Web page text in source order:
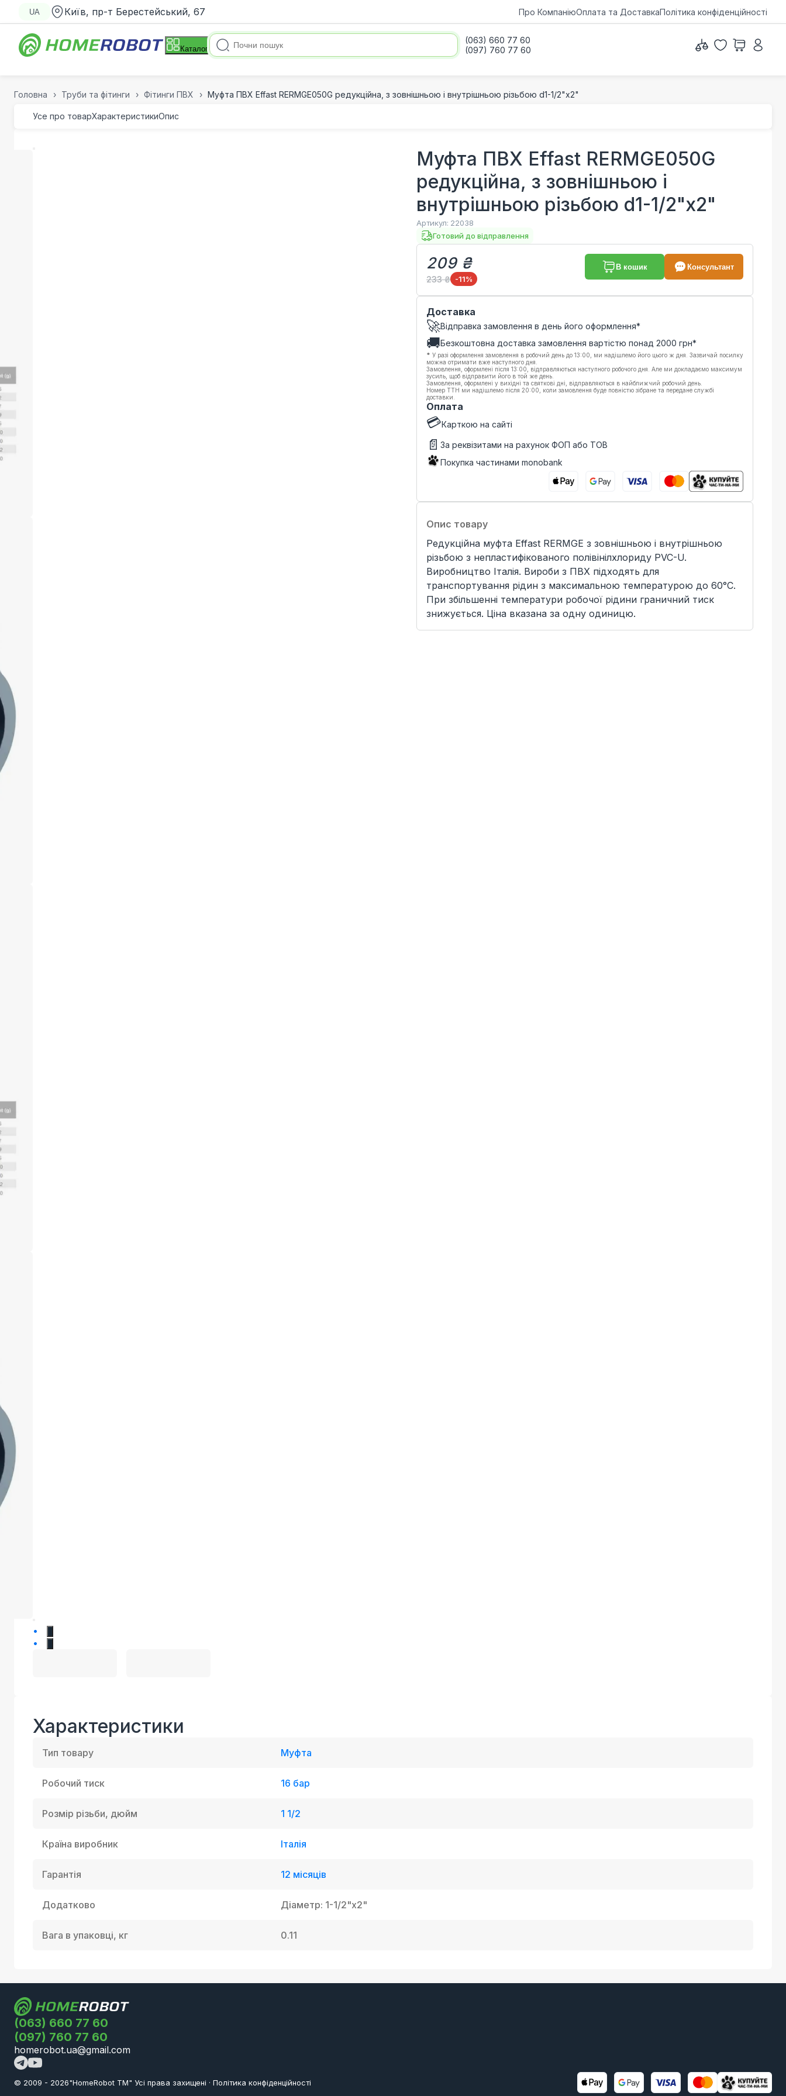
UA Київ, пр-т Берестейський, 67 Про КомпаніюОплата та ДоставкаПолітика конфіденційності
Каталог
(063) 660 77 60
(097) 760 77 60
Головна Труби та фітинги Фітинги ПВХ Муфта ПВХ Effast RERMGE050G редукційна, з зовнішньою і внутрішньою різьбою d1-1/2"х2"
Усе про товарХарактеристикиОпис
Муфта ПВХ Effast RERMGE050G
редукційна, з зовнішньою і
внутрішньою різьбою d1-1/2"х2"
Артикул: 22038
Готовий до відправлення
209 ₴
233 ₴ -11%
В кошик Консультант
Доставка
🚀Відправка замовлення в день його оформлення*
🚚Безкоштовна доставка замовлення вартістю понад 2000 грн*
* У разі оформлення замовлення в робочий день до 13:00, ми надішлемо його цього ж дня. Зазвичай посилку
можна отримати вже наступного дня.
Замовлення, оформлені після 13:00, відправляються наступного робочого дня. Але ми докладаємо максимум
зусиль, щоб відправити його в той же день.
Замовлення, оформлені у вихідні та святкові дні, відправляються в найближчий робочий день.
Номер ТТН ми надішлемо після 20:00, коли замовлення буде повністю зібране та передане службі
доставки.
Оплата
💳Карткою на сайті
📄 За реквізитами на рахунок ФОП або ТОВ
Покупка частинами monobank
Опис товару
Редукційна муфта Effast RERMGE з зовнішньою і внутрішньою
різьбою з непластифікованого полівінілхлориду PVC-U.
Виробництво Італія. Вироби з ПВХ підходять для
транспортування рідин з максимальною температурою до 60°C.
При збільшенні температури робочої рідини граничний тиск
знижується. Ціна вказана за одну одиницю.
Характеристики
Тип товару Муфта
Робочий тиск 16 бар
Розмір різьби, дюйм 1 1/2
Країна виробник Італія
Гарантія 12 місяців
Додатково Діаметр: 1-1/2"х2"
Вага в упаковці, кг 0.11
(063) 660 77 60
(097) 760 77 60
homerobot.ua@gmail.com
© 2009 - 2026"HomeRobot ТМ" Усi права захищені · Політика конфіденційності